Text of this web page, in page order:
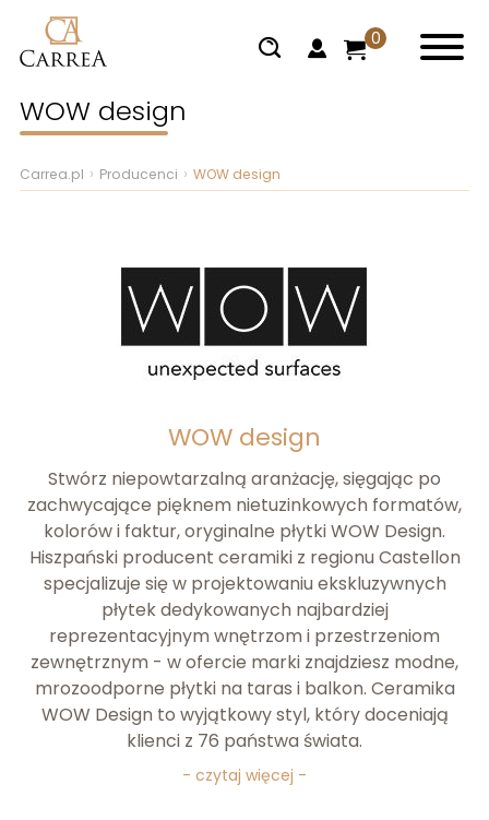
0
WOW design
Carrea.pl Producenci WOW design
WOW design
Stwórz niepowtarzalną aranżację, sięgając po
zachwycające pięknem nietuzinkowych formatów,
kolorów i faktur, oryginalne płytki WOW Design.
Hiszpański producent ceramiki z regionu Castellon
specjalizuje się w projektowaniu ekskluzywnych
płytek dedykowanych najbardziej
reprezentacyjnym wnętrzom i przestrzeniom
zewnętrznym - w ofercie marki znajdziesz modne,
mrozoodporne płytki na taras i balkon. Ceramika
WOW Design to wyjątkowy styl, który doceniają
klienci z 76 państwa świata.
- czytaj więcej -